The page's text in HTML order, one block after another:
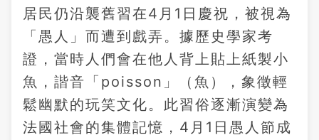
居民仍沿襲舊習在4月1日慶祝，被視為
「愚人」而遭到戲弄。據歷史學家考
證，當時人們會在他人背上貼上紙製小
魚，諧音「poisson」（魚），象徵輕
鬆幽默的玩笑文化。此習俗逐漸演變為
法國社會的集體記憶，4月1日愚人節成